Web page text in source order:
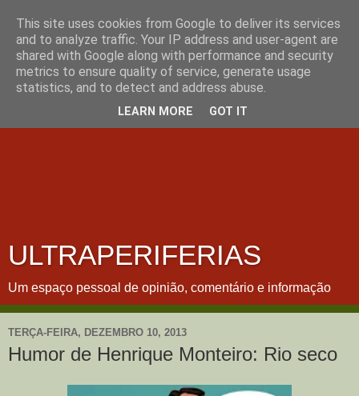
ULTRAPERIFERIAS
Um espaço pessoal de opinião, comentário e informação
TERÇA-FEIRA, DEZEMBRO 10, 2013
Humor de Henrique Monteiro: Rio seco
This site uses cookies from Google to deliver its services
and to analyze traffic. Your IP address and user-agent are
shared with Google along with performance and security
metrics to ensure quality of service, generate usage
statistics, and to detect and address abuse.
LEARN MORE GOT IT